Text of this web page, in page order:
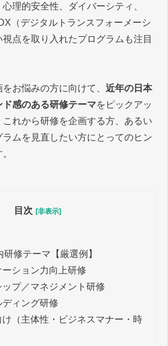
理的安全性、ダイバーシティ、
（デジタルトランスフォーメーシ
視点を取り入れたプログラムも注目
お悩みの方に向けて、 近年の日本
感のある研修テーマをピックアッ
れから研修を企画する方、あるい
ムを見直したい方にとってのヒン
目次 [非表示]
修テーマ【厳選例】
ーション力向上研修
ップ／マネジメント研修
ィング研修
け（主体性・ビジネスマナー・時